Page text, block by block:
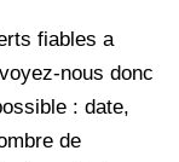
fiables a
nous donc
: date,
de